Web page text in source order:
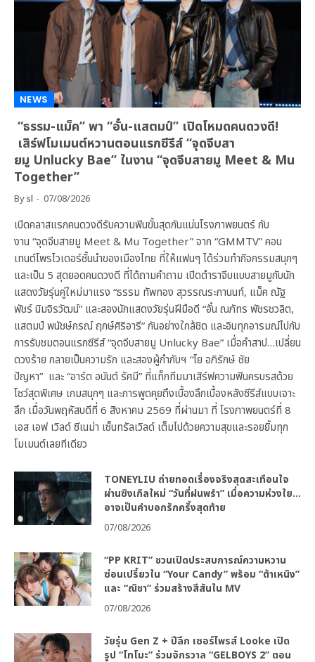
NEWS
“ธรรม-แม็ค” พา “อั๋น-แสตมป์” เปิดโหมดคนดวงดี!
เสิร์ฟโมเมนต์หวานตอนแรกซีรีส์ “จุดจีบสา
ยมู Unlucky Bae” ในงาน “จุดจีบสายมู Meet & Mu
Together”
Bysl 07/08/2026
เปิดคลาสแรกคนดวงดีรับความฟินขั้นสุดกันแน่นโรงภาพยนตร์ กับ
งาน “จุดจีบสายมู Meet & Mu Together” จาก “GMMTV” คอน
เทนต์โพรไวเดอร์ชั้นนำของเมืองไทย ที่ให้แฟนๆ ได้ร่วมทำกิจกรรมสนุกๆ
และเป็น 5 สุดยอดคนดวงดี ที่ได้ถามคำถาม เปิดตำราจีบแบบสายมูกับนัก
แสดงวัยรุ่นคู่ใหม่มาแรง “ธรรม ทัพทอง สุวรรณระกานนท์, แม็ค ณัฐ
พัชร์ นิมจิรวัฒน์” และสองนักแสดงวัยรุ่นฝีมือดี “อั๋น ณภัทร พัชรชวลิต,
แสตมป์ พนัชษ์กรณ์ ฤกษ์ศิริอารี” กันอย่างใกล้ชิด และอินทุกอารมณ์ไปกับ
การรับชมตอนแรกซีรีส์ “จุดจีบสายมู Unlucky Bae” เมื่อคำสาป…เปลี่ยน
ดวงร้าย กลายเป็นความรัก และสองผู้กำกับฯ “โย อภิรักษ์ ชัย
ปัญหา” และ “อาร์ต อนันต์ รัศมี” ที่แท็กทีมมาเสิร์ฟความฟินครบรสด้วย
โชว์สุดพิเศษ เกมสนุกๆ และการพูดคุยถึงเบื้องลึกเบื้องหลังซีรีส์แบบเจาะ
ลึก เมื่อวันพฤหัสบดีที่ 6 สิงหาคม 2569 ที่ผ่านมา ที่ โรงภาพยนตร์ที่ 8
เอส เอฟ เวิลด์ ซีเนม่า เซ็นทรัลเวิลด์ เต็มไปด้วยความสุขและรอยยิ้มทุก
โมเมนต์เลยทีเดียว
TONEYLIU ถ่ายทอดเรื่องจริงสุดสะเทือนใจ
ผ่านซิงเกิลใหม่ “วันที่ฝนพรำ” เมื่อความห่วงใย…
อาจเป็นคำบอกรักครั้งสุดท้าย
07/08/2026
“PP KRIT” ชวนเปิดประสบการณ์ความหวาน
ซ่อนเปรี้ยวใน “Your Candy” พร้อม “ต้าเหนิง”
และ “ณิชา” ร่วมสร้างสีสันใน MV
07/08/2026
วัยรุ่น Gen Z + ปีลึก เซอร์ไพรส์ Looke เปิด
รูป “โทโมะ” ร่วมจักรวาล “GELBOYS 2” ตอน